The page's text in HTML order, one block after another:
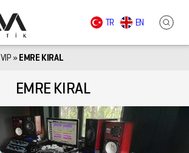
TR EN
VIP » EMRE KIRAL
EMRE KIRAL